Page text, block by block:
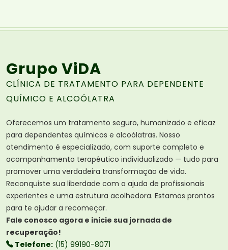
Grupo ViDA
CLÍNICA DE TRATAMENTO PARA DEPENDENTE
QUÍMICO E ALCOÓLATRA
Oferecemos um tratamento seguro, humanizado e eficaz
para dependentes químicos e alcoólatras. Nosso
atendimento é especializado, com suporte completo e
acompanhamento terapêutico individualizado — tudo para
promover uma verdadeira transformação de vida.
Reconquiste sua liberdade com a ajuda de profissionais
experientes e uma estrutura acolhedora. Estamos prontos
para te ajudar a recomeçar.
Fale conosco agora e inicie sua jornada de
recuperação!
Telefone: (15) 99190-8071